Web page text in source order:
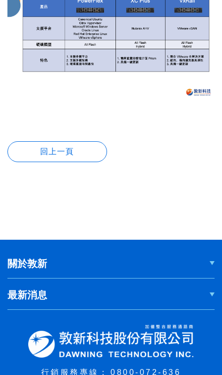
關於敦新
最新消息
行銷服務專線： 0800-072-636